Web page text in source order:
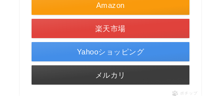
Amazon
楽天市場
Yahooショッピング
メルカリ
ポチップ